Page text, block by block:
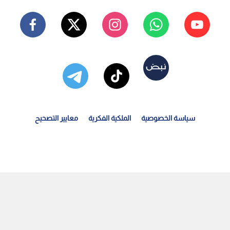
سياسة الخصوصية الملكية الفكرية معايير التصحيح